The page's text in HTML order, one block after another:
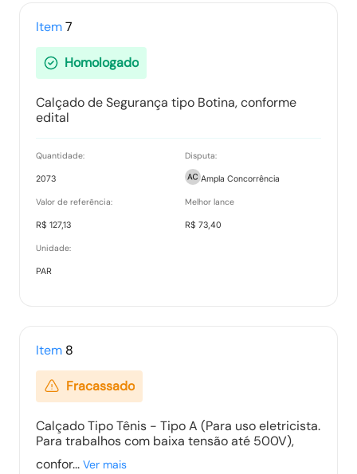
Item7
Homologado
Calçado de Segurança tipo Botina, conforme
edital
Quantidade:
2073
Disputa:
Ampla Concorrência
Valor de referência:
R$ 127,13
Melhor lance
R$ 73,40
Unidade:
PAR
Item 8
Fracassado
Calçado Tipo Tênis - Tipo A (Para uso eletricista.
Para trabalhos com baixa tensão até 500V),
confor... Ver mais